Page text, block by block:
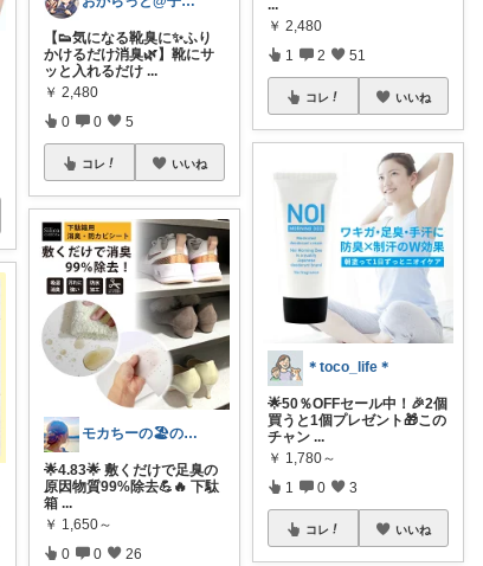
【👟気になる靴臭に✨ふり
かけるだけ消臭🌿】靴にサ
ッと入れるだけ ...
￥ 2,480
0 0 5
コレ いいね
モカちーの🏖️のんびりライフ🐈✨
🌟4.83🌟 敷くだけで足臭の
原因物質99%除去💪🔥 下駄
箱 ...
￥ 1,650～
0 0 26
...
￥ 2,480
1 2 51
コレ いいね
＊toco_life＊
🌟50％OFFセール中！🎉2個
買うと1個プレゼント🎁この
チャン ...
￥ 1,780～
1 0 3
コレ いいね